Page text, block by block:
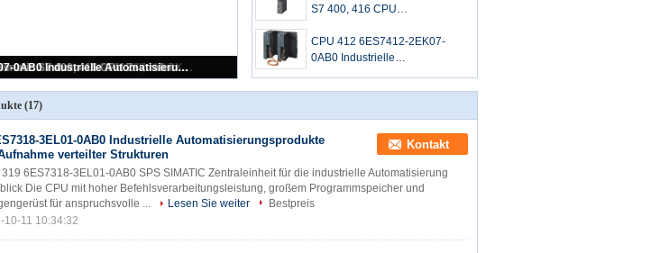
6GK1503-3CB00 Industrial Automation Produkte PROFIBUS Optisches Verbindungsmodul
6GK1503-4CB00 Profibus-Modul / OLM / G22 V4.0 Optisches VerbindungsmodulCPU-Zentraleinheit für die Industrieautomation 6ES7417-4XT05-0AB0
6ES7416-3XS07-0AB0 Simatic S7 400, 416 CPU Zentraleinheit
CPU 412 6ES7412-2EK07-0AB0 Industrielle Automatisierungsprodukte Zentraleinheit
S7 400, 416 CPU
CPU 412 6ES7412-2EK07-
0AB0 Industrielle
Zentraleinheit
(17)
3EL01-0AB0 Industrielle Automatisierungsprodukte
verteilter Strukturen
Kontakt
6ES7318-3EL01-0AB0 SPS SIMATIC Zentraleinheit für die industrielle Automatisierung
Die CPU mit hoher Befehlsverarbeitungsleistung, großem Programmspeicher und
für anspruchsvolle ...
Lesen Sie weiter
Bestpreis
10-11 10:34:32